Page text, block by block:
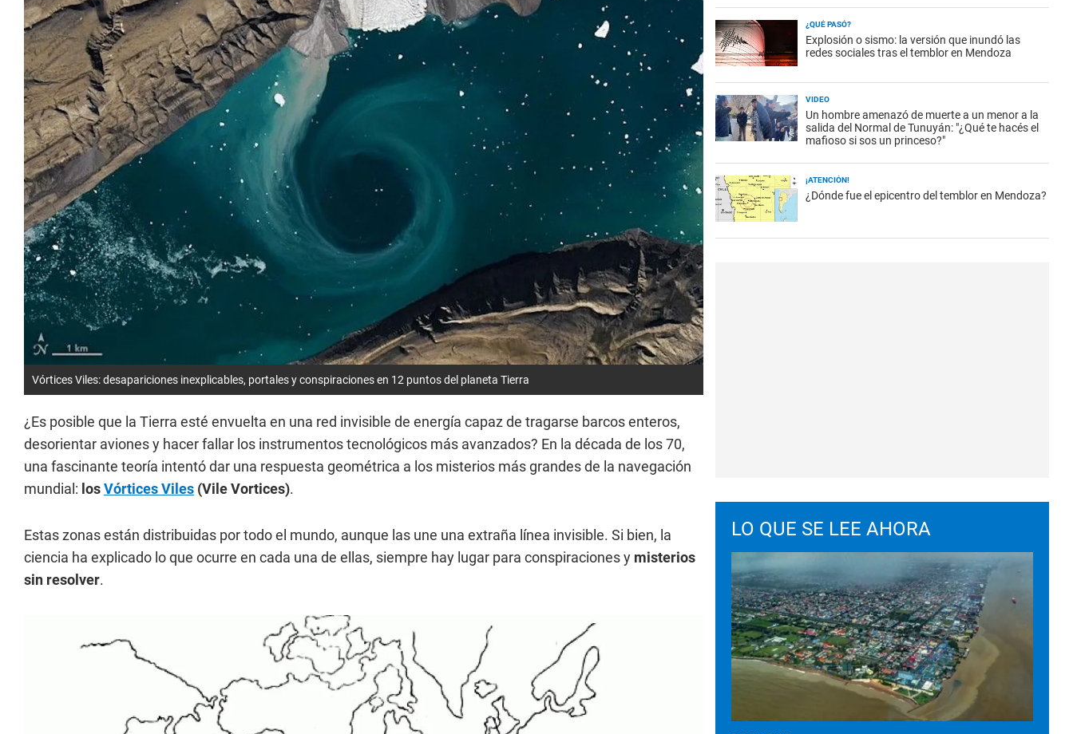
Vórtices Viles: desapariciones inexplicables, portales y conspiraciones en 12 puntos del planeta Tierra
¿Es posible que la Tierra esté envuelta en una red invisible de energía capaz de tragarse barcos enteros,
desorientar aviones y hacer fallar los instrumentos tecnológicos más avanzados? En la década de los 70,
una fascinante teoría intentó dar una respuesta geométrica a los misterios más grandes de la navegación
mundial: losVórtices Viles (Vile Vortices).
Estas zonas están distribuidas por todo el mundo, aunque las une una extraña línea invisible. Si bien, la
ciencia ha explicado lo que ocurre en cada una de ellas, siempre hay lugar para conspiraciones y misterios
sin resolver.
¿QUÉ PASÓ?
Explosión o sismo: la versión que inundó las
redes sociales tras el temblor en Mendoza
VIDEO
Un hombre amenazó de muerte a un menor a la
salida del Normal de Tunuyán: "¿Qué te hacés el
mafioso si sos un princeso?"
¡ATENCIÓN!
¿Dónde fue el epicentro del temblor en Mendoza?
LO QUE SE LEE AHORA